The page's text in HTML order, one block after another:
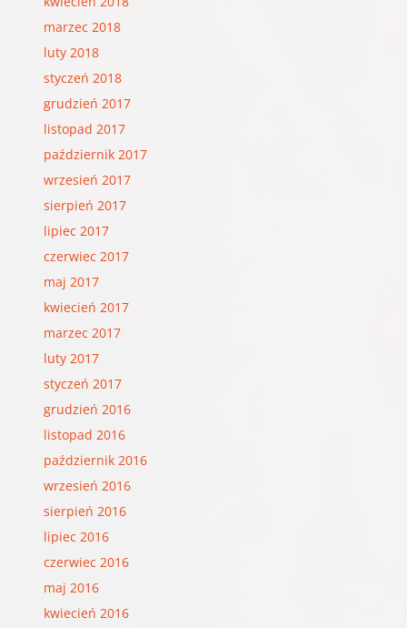
marzec 2018
luty 2018
styczeń 2018
grudzień 2017
listopad 2017
październik 2017
wrzesień 2017
sierpień 2017
lipiec 2017
czerwiec 2017
maj 2017
kwiecień 2017
marzec 2017
luty 2017
styczeń 2017
grudzień 2016
listopad 2016
październik 2016
wrzesień 2016
sierpień 2016
lipiec 2016
czerwiec 2016
maj 2016
kwiecień 2016